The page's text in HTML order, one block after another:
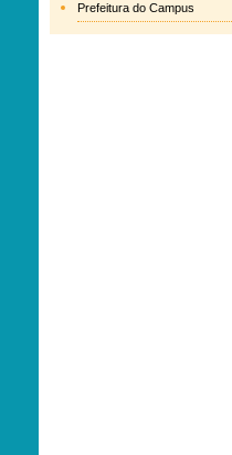
Prefeitura do Campus